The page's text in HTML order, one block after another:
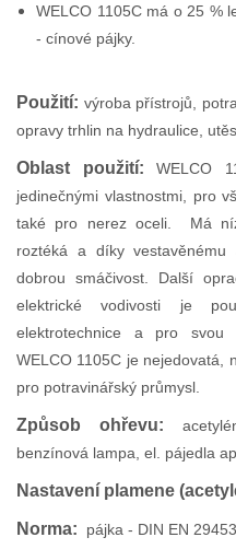
WELCO 1105C má o 25 %
- cínové pájky.
Použití: výroba přístrojů,
opravy trhlin na hydraulice,
Oblast použití:
WELCO
jedinečnými vlastnostmi, pro
také pro nerez oceli. Má
roztéká a díky
dobrou smáčivost. Další
elektrické vodivosti je
elektrotechnice a pro svou
WELCO 1105C je nejedovatá,
pro potravinářský průmysl.
Způsob ohřevu: a
benzínová lampa, el. pájedla
Nastavení plamene
Norma: pájka - DIN EN